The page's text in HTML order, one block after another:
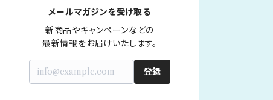
メールマガジンを受け取る
新商品やキャンペーンなどの
最新情報をお届けいたします。
登録